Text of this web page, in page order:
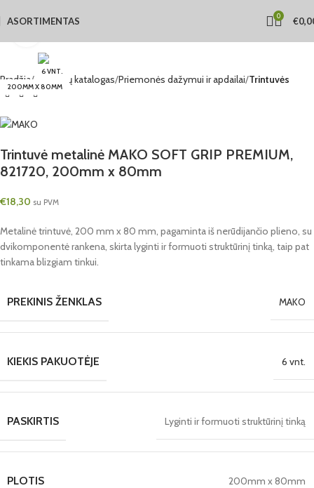
ASORTIMENTAS 0 €
6 VNT.
200MM X 80MM
Pradžia Produktų katalogas Priemonės dažymui ir apdailai Trintuvės
Trintuvė metalinė MAKO SOFT GRIP PREMIUM,
821720, 200mm x 80mm
€18,30 su PVM
Metalinė trintuvė, 200 mm x 80 mm, pagaminta iš nerūdijančio plieno, su
dvikomponentė rankena, skirta lyginti ir formuoti struktūrinį tinką, taip pat
tinkama blizgiam tinkui.
PREKINIS ŽENKLAS MAKO
KIEKIS PAKUOTĖJE 6 vnt.
PASKIRTIS Lyginti ir formuoti struktūrinį tinką
PLOTIS 200mm x 80mm